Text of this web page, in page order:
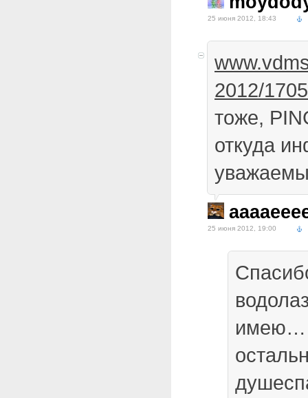
25 июня 2012, 18:43
2012/
тоже,
откуда
25 июня 2012, 19:00
имею…